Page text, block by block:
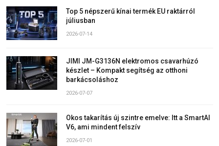
Top 5 népszerű kínai termék EU raktárról
júliusban
2026-07-14
JIMI JM-G3136N elektromos csavarhúzó
készlet – Kompakt segítség az otthoni
barkácsoláshoz
2026-07-07
Okos takarítás új szintre emelve: Itt a SmartAI
V6, ami mindent felszív
2026-07-01